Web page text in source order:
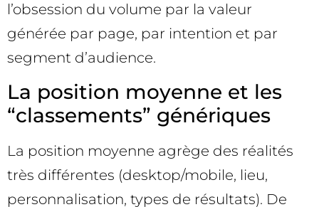
l’obsession du volume par la valeur
générée par page, par intention et par
segment d’audience.
La position moyenne et les
“classements” génériques
La position moyenne agrège des réalités
très différentes (desktop/mobile, lieu,
personnalisation, types de résultats). De